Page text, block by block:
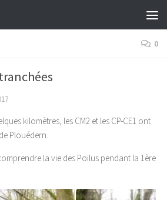
0
kilomètres, les CM2 et les CP-CE1 ont
Plouédern.
la vie des Poilus pendant la 1ère